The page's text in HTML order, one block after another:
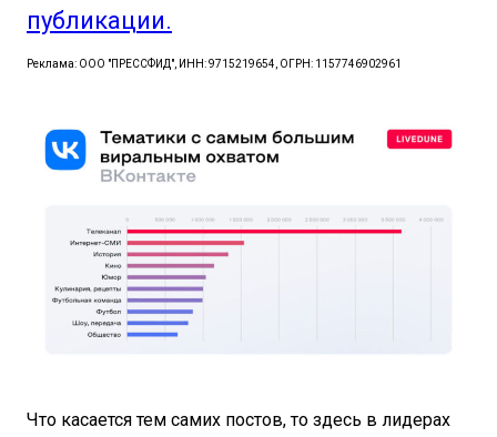
публикации.
Реклама: ООО "ПРЕССФИД", ИНН: 9715219654, ОГРН: 1157746902961
Что касается тем самих постов, то здесь в лидерах